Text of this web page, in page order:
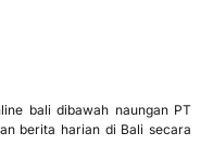
bali dibawah naungan PT
berita harian di Bali secara